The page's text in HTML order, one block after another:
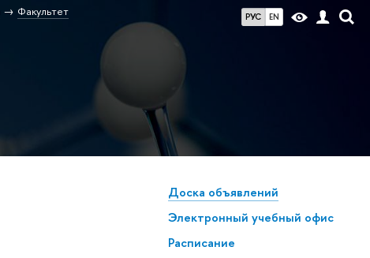
РУС EN
Факультет
Доска объявлений
Электронный учебный офис
Расписание